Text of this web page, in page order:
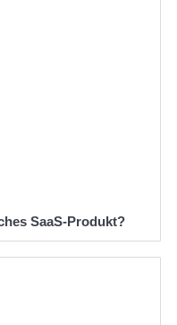
SaaS-Produkt?